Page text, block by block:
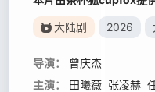
大陆剧 2026
导演：
曾庆杰
主演：
田曦薇 张凌赫